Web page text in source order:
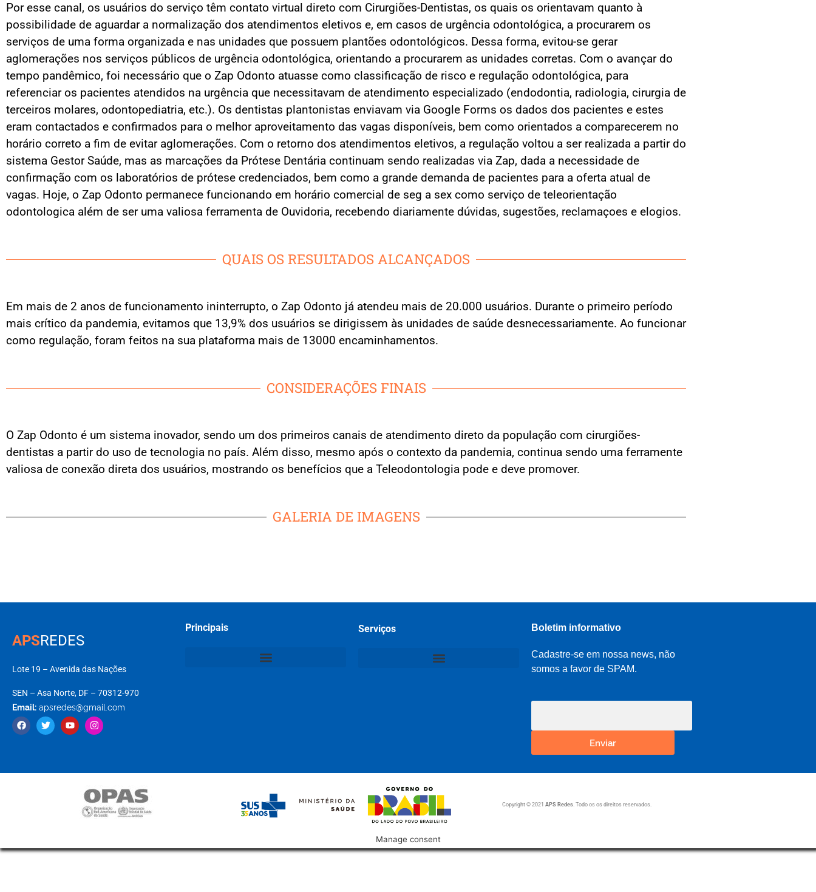
Por esse canal, os usuários do serviço têm contato virtual direto com Cirurgiões-Dentistas, os quais os orientavam quanto à
possibilidade de aguardar a normalização dos atendimentos eletivos e, em casos de urgência odontológica, a procurarem os
serviços de uma forma organizada e nas unidades que possuem plantões odontológicos. Dessa forma, evitou-se gerar
aglomerações nos serviços públicos de urgência odontológica, orientando a procurarem as unidades corretas. Com o avançar do
tempo pandêmico, foi necessário que o Zap Odonto atuasse como classificação de risco e regulação odontológica, para
referenciar os pacientes atendidos na urgência que necessitavam de atendimento especializado (endodontia, radiologia, cirurgia de
terceiros molares, odontopediatria, etc.). Os dentistas plantonistas enviavam via Google Forms os dados dos pacientes e estes
eram contactados e confirmados para o melhor aproveitamento das vagas disponíveis, bem como orientados a comparecerem no
horário correto a fim de evitar aglomerações. Com o retorno dos atendimentos eletivos, a regulação voltou a ser realizada a partir do
sistema Gestor Saúde, mas as marcações da Prótese Dentária continuam sendo realizadas via Zap, dada a necessidade de
confirmação com os laboratórios de prótese credenciados, bem como a grande demanda de pacientes para a oferta atual de
vagas. Hoje, o Zap Odonto permanece funcionando em horário comercial de seg a sex como serviço de teleorientação
odontologica além de ser uma valiosa ferramenta de Ouvidoria, recebendo diariamente dúvidas, sugestões, reclamaçoes e elogios.
QUAIS OS RESULTADOS ALCANÇADOS
Em mais de 2 anos de funcionamento ininterrupto, o Zap Odonto já atendeu mais de 20.000 usuários. Durante o primeiro período
mais crítico da pandemia, evitamos que 13,9% dos usuários se dirigissem às unidades de saúde desnecessariamente. Ao funcionar
como regulação, foram feitos na sua plataforma mais de 13000 encaminhamentos.
CONSIDERAÇÕES FINAIS
O Zap Odonto é um sistema inovador, sendo um dos primeiros canais de atendimento direto da população com cirurgiões-
dentistas a partir do uso de tecnologia no país. Além disso, mesmo após o contexto da pandemia, continua sendo uma ferramente
valiosa de conexão direta dos usuários, mostrando os benefícios que a Teleodontologia pode e deve promover.
GALERIA DE IMAGENS
APSREDES
Lote 19 – Avenida das Nações
SEN – Asa Norte, DF – 70312-970
Email: apsredes@gmail.com
Principais Serviços Boletim informativo
Cadastre-se em nossa news, não
somos a favor de SPAM.
Enviar
Copyright © 2021 APS Redes. Todo os os direitos reservados.
Manage consent